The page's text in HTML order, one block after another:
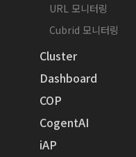
URL 모니터링
Cubrid 모니터링
Cluster
Dashboard
COP
CogentAI
iAP